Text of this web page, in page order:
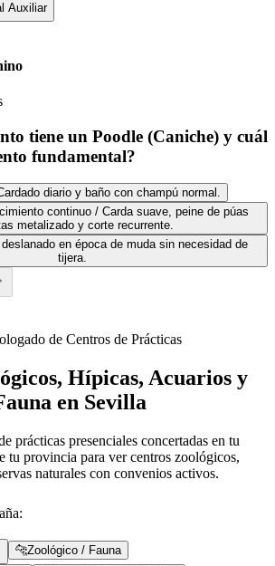
Auxiliar
tiene un Poodle (Caniche) y cuál
fundamental?
diario y baño con champú normal.
continuo / Carda suave, peine de púas
metalizado y corte recurrente.
en época de muda sin necesidad de
tijera.
de Centros de Prácticas
Hípicas, Acuarios y
en Sevilla
prácticas presenciales concertadas en tu
tu provincia para ver centros zoológicos,
naturales con convenios activos.
🐆Zoológico / Fauna